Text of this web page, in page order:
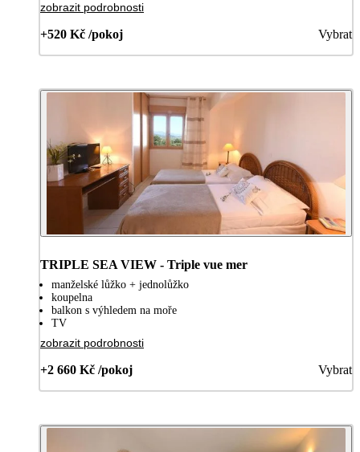
zobrazit podrobnosti
+520 Kč /pokoj Vybrat
TRIPLE SEA VIEW - Triple vue mer
manželské lůžko + jednolůžko
koupelna
balkon s výhledem na moře
TV
zobrazit podrobnosti
+2 660 Kč /pokoj Vybrat